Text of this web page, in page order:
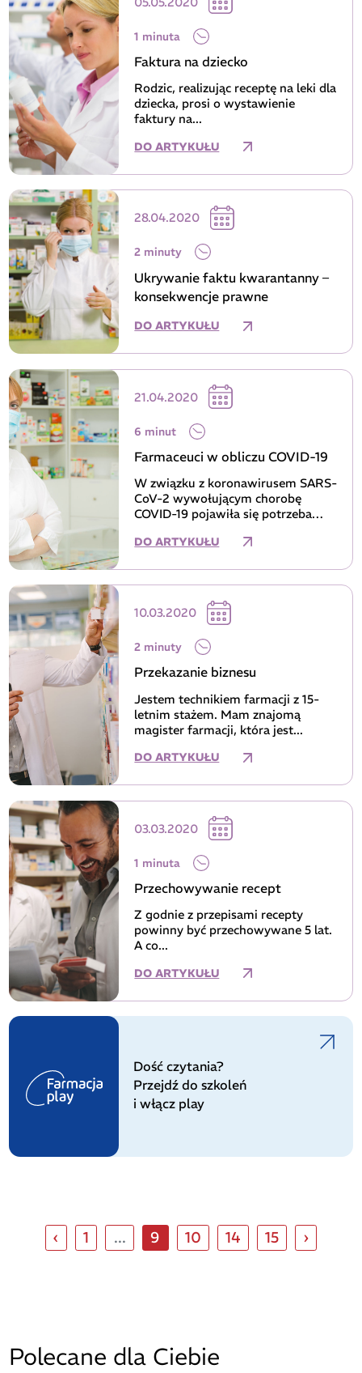
1 minuta
Faktura na dziecko
Rodzic, realizując receptę na leki dla
dziecka, prosi o wystawienie
faktury na...
DO ARTYKUŁU
28.04.2020
2 minuty
Ukrywanie faktu kwarantanny –
konsekwencje prawne
DO ARTYKUŁU
21.04.2020
6 minut
Farmaceuci w obliczu COVID-19
W związku z koronawirusem SARS-
CoV-2 wywołującym chorobę
COVID-19 pojawiła się potrzeba
DO ARTYKUŁU
10.03.2020
2 minuty
Przekazanie biznesu
Jestem technikiem farmacji z 15-
letnim stażem. Mam znajomą
magister farmacji, która jest...
DO ARTYKUŁU
03.03.2020
1 minuta
Przechowywanie recept
Z godnie z przepisami recepty
powinny być przechowywane 5 lat.
A co...
DO ARTYKUŁU
Dość czytania?
Przejdź do szkoleń
i włącz play
‹ 1 ... 9 10 14 15 ›
Polecane dla Ciebie